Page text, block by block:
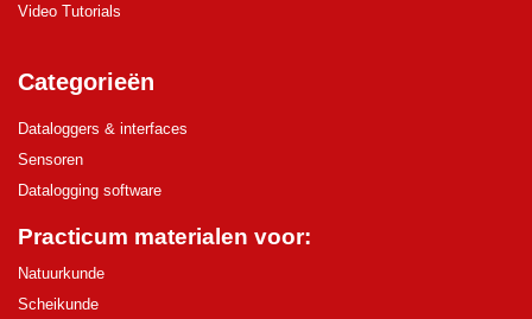
Video Tutorials
Categorieën
Dataloggers & interfaces
Sensoren
Datalogging software
Practicum materialen voor:
Natuurkunde
Scheikunde